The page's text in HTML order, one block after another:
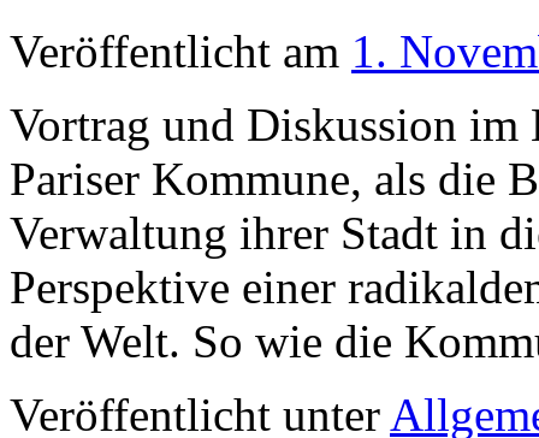
Veröffentlicht am 1.
Vortrag und Diskussion im
Pariser Kommune, als die
Verwaltung ihrer Stadt in
Perspektive einer
der Welt. So wie die
Veröffentlicht unter